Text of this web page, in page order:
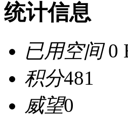
统计信息
已用空间0
积分481
威望0